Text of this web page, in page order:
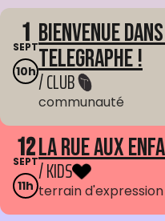
1
SEPT
10h
Bienvenue
Telegraphe !
/ CLUB
communauté
12
SEPT
11h
La Rue aux
/ KIDS
terrain